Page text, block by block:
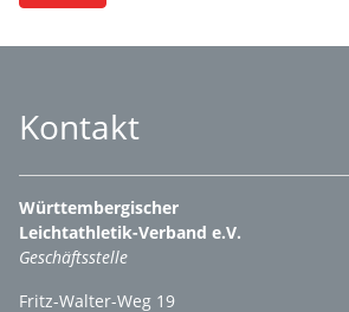
Kontakt
Württembergischer
Leichtathletik-Verband e.V.
Geschäftsstelle
Fritz-Walter-Weg 19